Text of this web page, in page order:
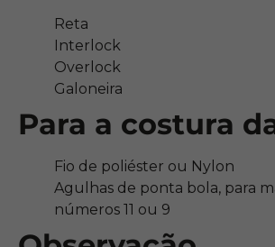
Reta
Interlock
Overlock
Galoneira
Para a costura
Fio de poliéster ou Nylon
Agulhas de ponta bola, para
números 11 ou 9